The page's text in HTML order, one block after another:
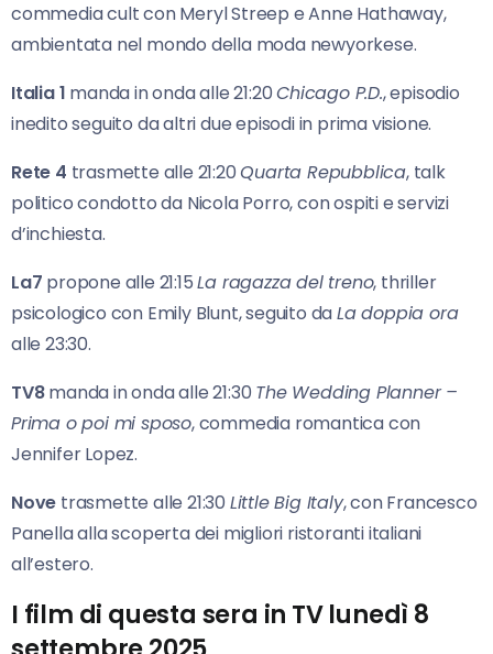
commedia cult con Meryl Streep e Anne Hathaway,
ambientata nel mondo della moda newyorkese.
Italia 1 manda in onda alle 21:20Chicago P.D., episodio
inedito seguito da altri due episodi in prima visione.
Rete 4 trasmette alle 21:20Quarta Repubblica, talk
politico condotto da Nicola Porro, con ospiti e servizi
d’inchiesta.
La7 propone alle 21:15La ragazza del treno, thriller
psicologico con Emily Blunt, seguito daLa doppia ora
alle 23:30.
TV8manda in onda alle 21:30 The Wedding Planner –
Prima o poi mi sposo, commedia romantica con
Jennifer Lopez.
Nove trasmette alle 21:30 Little Big Italy, con Francesco
Panella alla scoperta dei migliori ristoranti italiani
all’estero.
I film di questa sera in TV lunedì 8